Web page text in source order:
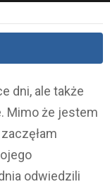
dni, ale także
Mimo że jestem
odwiedzili